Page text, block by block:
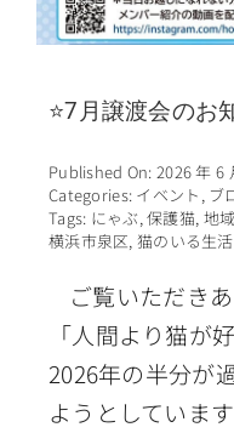
⭐7月譲渡会のお
Published On: 2026 年 6
Categories: イベント , ブ
Tags: にゃぶ,保護猫, 地
横浜市泉区, 猫のいる生活
ご覧いただき
「人間より猫が
2026年の半分が
ようとしていま